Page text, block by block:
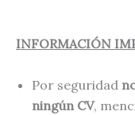
INFORMACIÓN
Por seguridad
ningún CV,